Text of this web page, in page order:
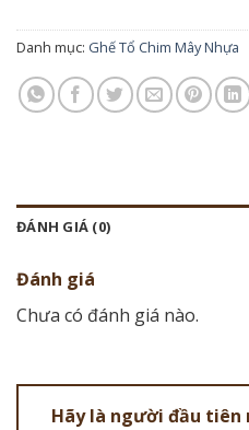
Danh mục: Ghế Tổ Chim Mây Nhựa
ĐÁNH GIÁ (0)
Đánh giá
Chưa có đánh giá nào.
Hãy là người đầu tiên